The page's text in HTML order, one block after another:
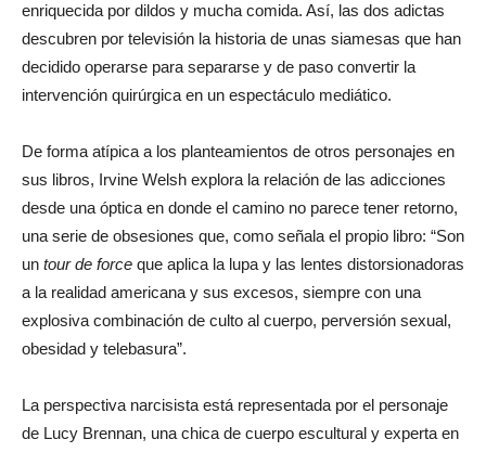
enriquecida por dildos y mucha comida. Así, las dos adictas
descubren por televisión la historia de unas siamesas que han
decidido operarse para separarse y de paso convertir la
intervención quirúrgica en un espectáculo mediático.
De forma atípica a los planteamientos de otros personajes en
sus libros, Irvine Welsh explora la relación de las adicciones
desde una óptica en donde el camino no parece tener retorno,
una serie de obsesiones que, como señala el propio libro: “Son
un tour de force que aplica la lupa y las lentes distorsionadoras
a la realidad americana y sus excesos, siempre con una
explosiva combinación de culto al cuerpo, perversión sexual,
obesidad y telebasura”.
La perspectiva narcisista está representada por el personaje
de Lucy Brennan, una chica de cuerpo escultural y experta en